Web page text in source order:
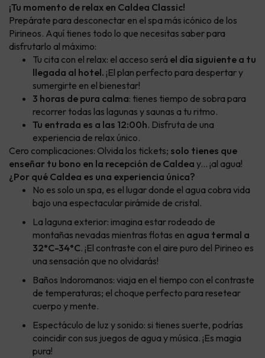
¡Tu momento de relax en Caldea Classic!
Prepárate para desconectar en el spa más icónico de los
Pirineos. Aquí tienes todo lo que necesitas saber para
disfrutarlo al máximo:
Tu cita con el relax: el acceso será el día siguiente a tu
llegada al hotel. ¡El plan perfecto para despertar y
sumergirte en el bienestar!
3 horas de pura calma: tienes tiempo de sobra para
recorrer todas las lagunas y saunas a tu ritmo.
Tu entrada es a las 12:00h. Disfruta de una
experiencia de relax único.
Cero complicaciones: Olvida los tickets; solo tienes que
enseñar tu bono en la recepción de Caldea y... ¡al agua!
¿Por qué Caldea es una experiencia única?
No es solo un spa, es el lugar donde el agua cobra vida
bajo una espectacular pirámide de cristal.
La laguna exterior: imagina estar rodeado de
montañas nevadas mientras flotas en agua termal a
32°C-34°C. ¡El contraste con el aire puro del Pirineo es
una sensación que no olvidarás!
Baños Indoromanos: viaja en el tiempo con el contraste
de temperaturas; el choque perfecto para resetear
cuerpo y mente.
Espectáculo de luz y sonido: si tienes suerte, podrías
coincidir con sus juegos de agua y música. ¡Es magia
pura!